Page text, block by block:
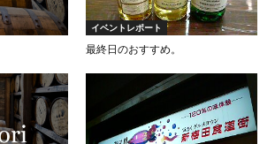
イベントレポート
最終日のおすすめ。